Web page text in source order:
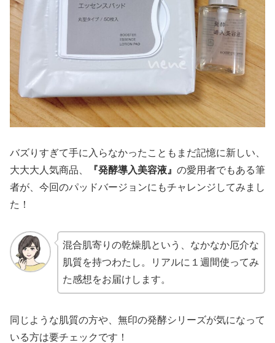
バズりすぎて手に入らなかったこともまだ記憶に新しい、
大大大人気商品、
『発酵導入美容液』 の愛用者でもある筆
者が、今回のパッドバージョンにもチャレンジしてみまし
た！
混合肌寄りの乾燥肌という、なかなか厄介な
肌質を持つわたし。リアルに１週間使ってみ
た感想をお届けします。
同じような肌質の方や、無印の発酵シリーズが気になって
いる方は要チェックです！